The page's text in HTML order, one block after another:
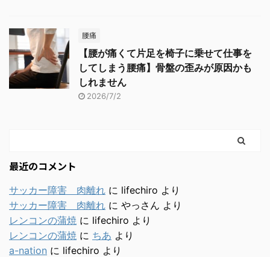
腰痛
【腰が痛くて片足を椅子に乗せて仕事を
してしまう腰痛】骨盤の歪みが原因かも
しれません
2026/7/2
最近のコメント
サッカー障害 肉離れ に lifechiro より
サッカー障害 肉離れ に やっさん より
レンコンの蒲焼 に lifechiro より
レンコンの蒲焼 に ちあ より
a-nation に lifechiro より